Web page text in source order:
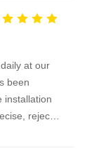
at our
been
installation
rejects